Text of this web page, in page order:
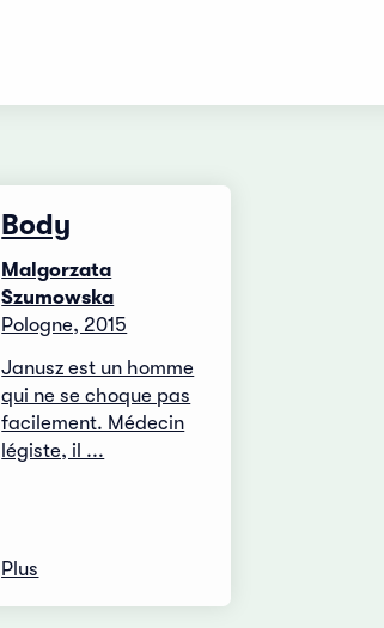
Body
Malgorzata
Szumowska
Pologne, 2015
Janusz est un homme
qui ne se choque pas
facilement. Médecin
légiste, il ...
Plus